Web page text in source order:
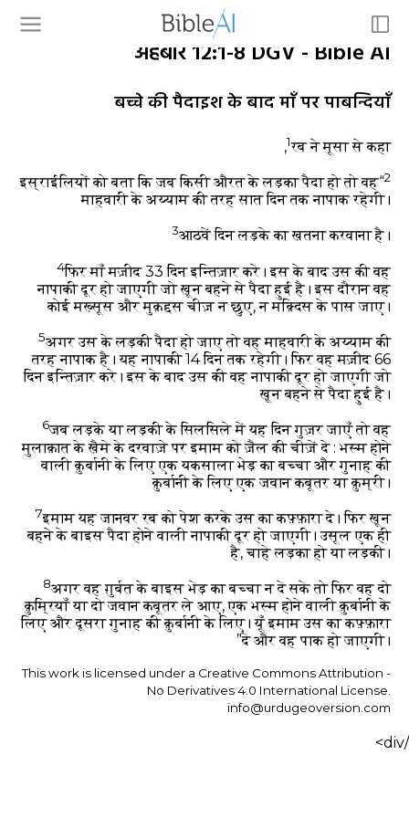
अहबार 12:1-8 DGV - Bible AI
बच्चे की पैदाइश के बाद माँ पर पाबन्दियाँ
1रब ने मूसा से कहा,
2
“इस्राईलियों को बता कि जब किसी औरत के लड़का पैदा हो तो वह
माहवारी के अय्याम की तरह सात दिन तक नापाक रहेगी।
3आठवें दिन लड़के का ख़तना करवाना है।
4फिर माँ मज़ीद 33 दिन इन्तिज़ार करे। इस के बाद उस की वह
नापाकी दूर हो जाएगी जो ख़ून बहने से पैदा हुई है। इस दौरान वह
कोई मख़्सूस और मुक़द्दस चीज़ न छुए, न मक़्दिस के पास जाए।
5अगर उस के लड़की पैदा हो जाए तो वह माहवारी के अय्याम की
तरह नापाक है। यह नापाकी 14 दिन तक रहेगी। फिर वह मज़ीद 66
दिन इन्तिज़ार करे। इस के बाद उस की वह नापाकी दूर हो जाएगी जो
ख़ून बहने से पैदा हुई है।
6जब लड़के या लड़की के सिलसिले में यह दिन गुज़र जाएँ तो वह
मुलाक़ात के ख़ैमे के दरवाज़े पर इमाम को ज़ैल की चीज़ें दे : भस्म होने
वाली क़ुर्बानी के लिए एक यकसाला भेड़ का बच्चा और गुनाह की
क़ुर्बानी के लिए एक जवान कबूतर या क़ुम्री।
7इमाम यह जानवर रब को पेश करके उस का कफ़्फ़ारा दे। फिर ख़ून
बहने के बाइस पैदा होने वाली नापाकी दूर हो जाएगी। उसूल एक ही
है, चाहे लड़का हो या लड़की।
8अगर वह ग़ुर्बत के बाइस भेड़ का बच्चा न दे सके तो फिर वह दो
क़ुम्रियाँ या दो जवान कबूतर ले आए, एक भस्म होने वाली क़ुर्बानी के
लिए और दूसरा गुनाह की क़ुर्बानी के लिए। यूँ इमाम उस का कफ़्फ़ारा
दे और वह पाक हो जाएगी।”
This work is licensed under a Creative Commons Attribution -
No Derivatives 4.0 International License.
info@urdugeoversion.com
/div>